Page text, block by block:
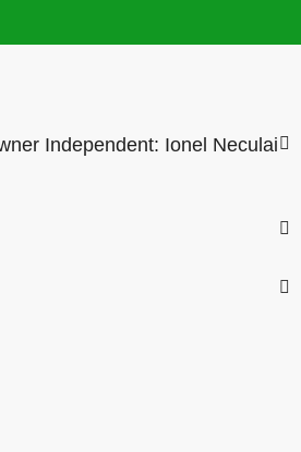
Independent: Ionel Neculai